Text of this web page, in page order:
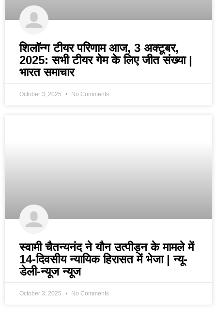
शिलॉन्ग टीयर परिणाम आज, 3 अक्टूबर,
2025: सभी टीयर गेम के लिए जीत संख्या |
भारत समाचार
October 3, 2025 No Comments
स्वामी चैतन्यनंद ने यौन उत्पीड़न के मामले में
14-दिवसीय न्यायिक हिरासत में भेजा | न्यू-
डेली-न्यूज न्यूज
October 3, 2025 No Comments